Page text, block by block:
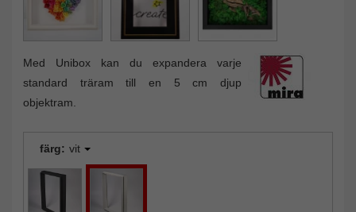
Med Unibox kan du expandera varje
standard träram till en 5 cm djup
objektram.
färg: vit